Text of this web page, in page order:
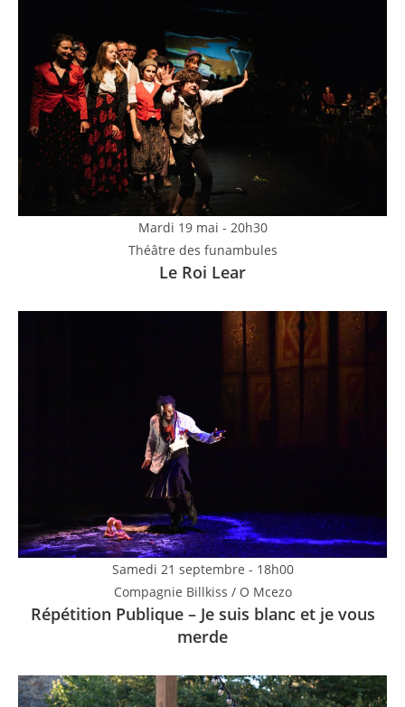
Mardi 19 mai - 20h30
Théâtre des funambules
Le Roi Lear
Samedi 21 septembre - 18h00
Compagnie Billkiss / O Mcezo
Répétition Publique – Je suis blanc et je vous
merde